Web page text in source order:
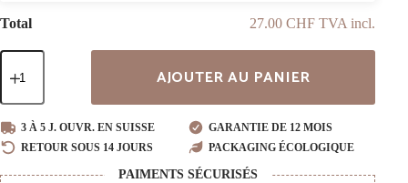
Total 27.00 CHF TVA incl.
quantité
de
en
bois
"Coeur
de
l'océan"
AJOUTER AU PANIER
3 À 5 J. OUVR. EN SUISSE
GARANTIE DE 12 MOIS
RETOUR SOUS 14 JOURS
PACKAGING ÉCOLOGIQUE
PAIMENTS SÉCURISÉS